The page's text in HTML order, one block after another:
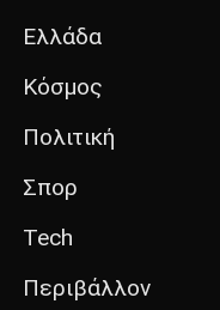
Ελλάδα
Κόσμος
Πολιτική
Σπορ
Tech
Περιβάλλον